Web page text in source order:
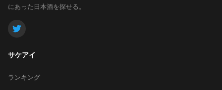
にあった日本酒を探せる。
サケアイ
ランキング